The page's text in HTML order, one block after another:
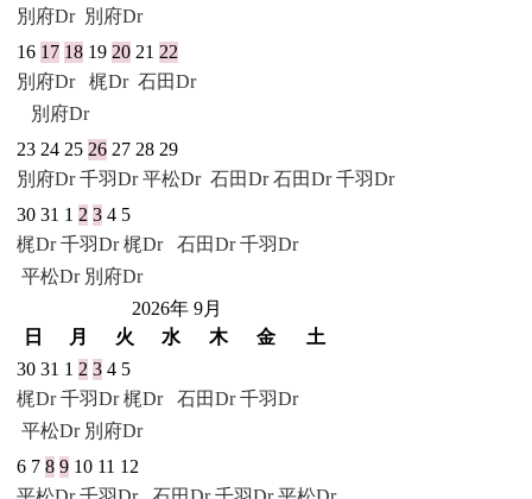
別府Dr 別府Dr
16 17 18 19 20 21 22
別府Dr
梶Dr 石田Dr
別府Dr
23 24 25 26 27 28 29
別府Dr 千羽Dr 平松Dr 石田Dr 石田Dr 千羽Dr
30 31 1 2 3 4 5
梶Dr 千羽Dr 梶Dr 石田Dr 千羽Dr
平松Dr 別府Dr
2026年 9月
日
月 火 水 木 金
土
30 31 1 2 3 4 5
梶Dr 千羽Dr 梶Dr 石田Dr 千羽Dr
平松Dr 別府Dr
6 7 8 9 10 11 12